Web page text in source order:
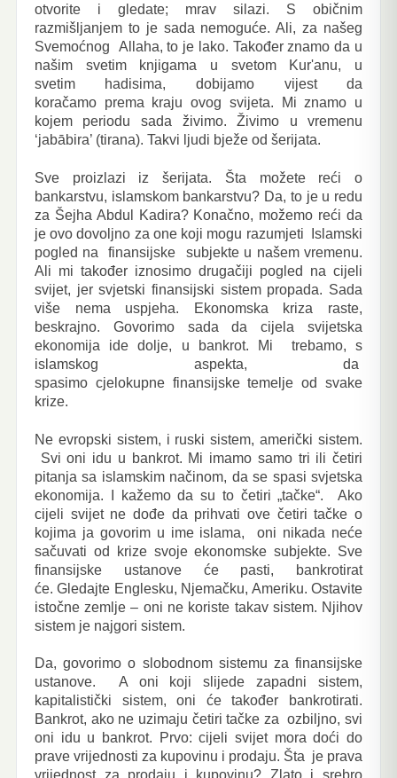
otvorite i gledate; mrav silazi. S običnim
razmišljanjem to je sada nemoguće. Ali, za našeg
Svemoćnog Allaha, to je lako. Također znamo da u
našim svetim knjigama u svetom Kur'anu, u
svetim hadisima, dobijamo vijest da
koračamo prema kraju ovog svijeta. Mi znamo u
kojem periodu sada živimo. Živimo u vremenu
‘jabābira’ (tirana). Takvi ljudi bježe od šerijata.
Sve proizlazi iz šerijata. Šta možete reći o
bankarstvu, islamskom bankarstvu? Da, to je u redu
za Šejha Abdul Kadira? Konačno, možemo reći da
je ovo dovoljno za one koji mogu razumjeti Islamski
pogled na finansijske subjekte u našem vremenu.
Ali mi također iznosimo drugačiji pogled na cijeli
svijet, jer svjetski finansijski sistem propada. Sada
više nema uspjeha. Ekonomska kriza raste,
beskrajno. Govorimo sada da cijela svijetska
ekonomija ide dolje, u bankrot. Mi trebamo, s
islamskog aspekta, da
spasimo cjelokupne finansijske temelje od svake
krize.
Ne evropski sistem, i ruski sistem, američki sistem.
Svi oni idu u bankrot. Mi imamo samo tri ili četiri
pitanja sa islamskim načinom, da se spasi svjetska
ekonomija. I kažemo da su to četiri „tačke“. Ako
cijeli svijet ne dođe da prihvati ove četiri tačke o
kojima ja govorim u ime islama, oni nikada neće
sačuvati od krize svoje ekonomske subjekte. Sve
finansijske ustanove će pasti, bankrotirat
će. Gledajte Englesku, Njemačku, Ameriku. Ostavite
istočne zemlje – oni ne koriste takav sistem. Njihov
sistem je najgori sistem.
Da, govorimo o slobodnom sistemu za finansijske
ustanove. A oni koji slijede zapadni sistem,
kapitalistički sistem, oni će također bankrotirati.
Bankrot, ako ne uzimaju četiri tačke za ozbiljno, svi
oni idu u bankrot. Prvo: cijeli svijet mora doći do
prave vrijednosti za kupovinu i prodaju. Šta je prava
vrijednost za prodaju i kupovinu? Zlato i srebro